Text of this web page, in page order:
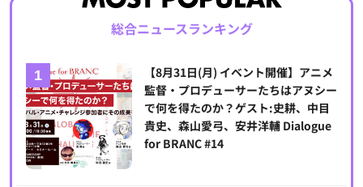
総合ニュースランキング
【8月31日(月) イベント開催】アニメ
監督・プロデューサーたちはアヌシー
で何を得たのか？ゲスト:史耕、中目
貴史、森山愛弓、安井洋輔 Dialogue
for BRANC #14